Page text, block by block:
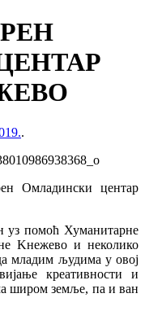
.
Омладински центар
уз помоћ Хуманитарне
Kнежево и неколико
младим људима у овој
креативности и
широм земље, па и ван